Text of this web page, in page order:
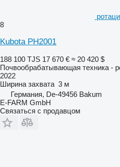
8
Kubota PH2001
188 100 TJS 17 670 € ≈ 20 420 $
Почвообрабатывающая техника -
2022
Ширина захвата 3 м
Германия, De-49456 Bakum
E-FARM GmbH
Связаться с продавцом